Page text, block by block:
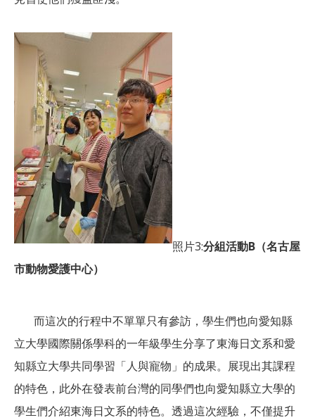
照片3:分組活動B（名古屋
市動物愛護中心）
而這次的行程中不單單只有參訪，學生們也向愛知縣
立大學國際關係學科的一年級學生分享了東海日文系和愛
知縣立大學共同學習「人與寵物」的成果。展現出其課程
的特色，此外在發表前台灣的同學們也向愛知縣立大學的
學生們介紹東海日文系的特色。透過這次經驗，不僅提升